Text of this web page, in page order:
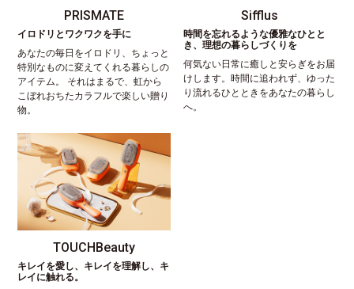
PRISMATE
イロドリとワクワクを手に
あなたの毎日をイロドリ、ちょっと
特別なものに変えてくれる暮らしの
アイテム。 それはまるで、虹から
こぼれおちたカラフルで楽しい贈り
物。
Sifflus
時間を忘れるような優雅なひとと
き、理想の暮らしづくりを
何気ない日常に癒しと安らぎをお届
けします。時間に追われず、ゆった
り流れるひとときをあなたの暮らし
へ。
TOUCHBeauty
キレイを愛し、キレイを理解し、キ
レイに触れる。